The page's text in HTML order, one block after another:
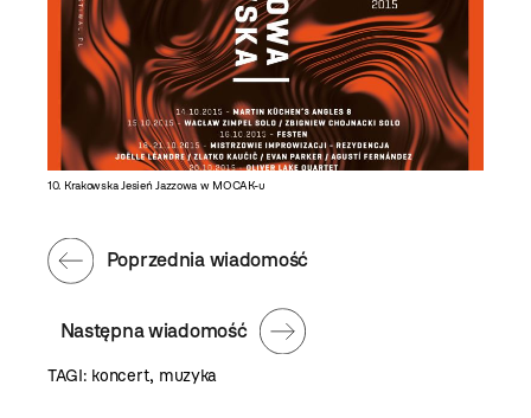
10. Krakowska Jesień Jazzowa w MOCAK-u
Następna wiadomość
Poprzednia wiadomość
TAGI: koncert, muzyka